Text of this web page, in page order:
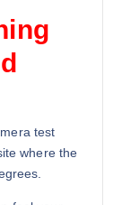
test
where the